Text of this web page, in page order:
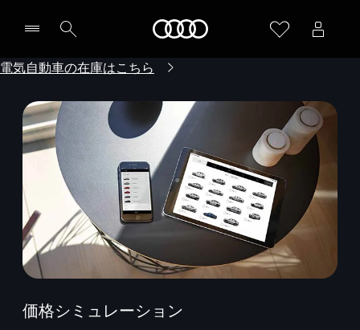
電気自動車の在庫はこちら
価格シミュレーション